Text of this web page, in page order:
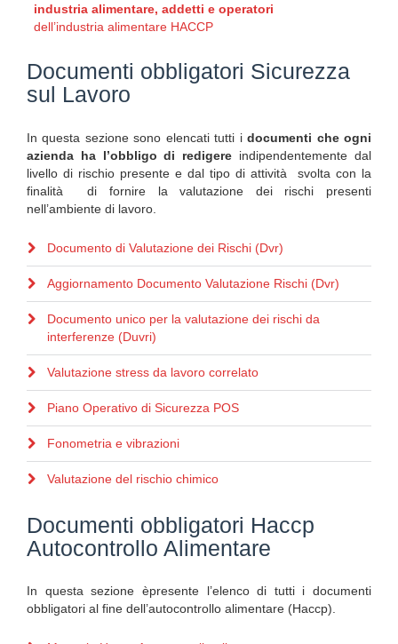
industria alimentare, addetti e operatori
dell’industria alimentare HACCP
Documenti obbligatori Sicurezza
sul Lavoro
In questa sezione sono elencati tutti idocumenti che ogni
azienda ha l’obbligo di redigere indipendentemente dal
livello di rischio presente e dal tipo di attività svolta con la
finalità di fornire la valutazione dei rischi presenti
nell’ambiente di lavoro.
Documento di Valutazione dei Rischi (Dvr)
Aggiornamento Documento Valutazione Rischi (Dvr)
Documento unico per la valutazione dei rischi da
interferenze (Duvri)
Valutazione stress da lavoro correlato
Piano Operativo di Sicurezza POS
Fonometria e vibrazioni
Valutazione del rischio chimico
Documenti obbligatori Haccp
Autocontrollo Alimentare
In questa sezione èpresente l’elenco di tutti i documenti
obbligatori al fine dell’autocontrollo alimentare (Haccp).